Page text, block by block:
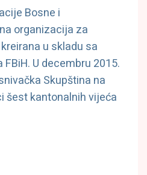
Bosne i
organizacija za
u skladu sa
U decembru 2015.
Skupština na
šest kantonalnih vijeća